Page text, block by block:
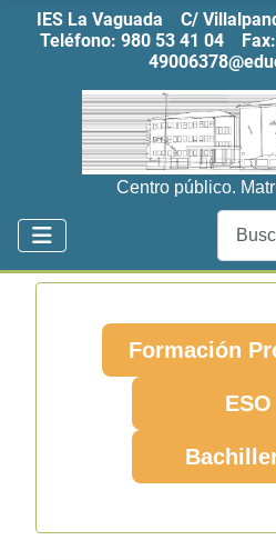
IES La Vaguada C/
Teléfono: 980 53 41 04 Fax:
Centro público.
Formación
ESO